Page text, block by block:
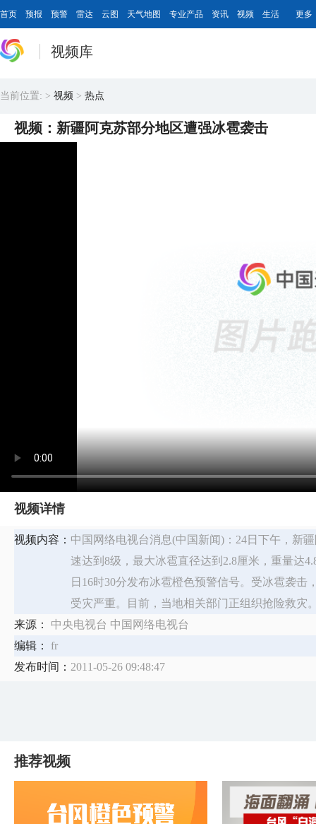
首页 预报 预警 雷达 云图 天气地图 专业产品 资讯 视频 生活 更多
视频库
当前位置: > 视频 > 热点
视频：新疆阿克苏部分地区遭强冰雹袭击
视频详情
视频内容： 中国网络电视台消息(中国新闻)：24日下午，新
速达到8级，最大冰雹直径达到2.8厘米，重量达
日16时30分发布冰雹橙色预警信号。受冰雹袭
受灾严重。目前，当地相关部门正组织抢险救灾
来源：
中央电视台 中国网络电视台
编辑：
fr
发布时间： 2011-05-26 09:48:47
推荐视频